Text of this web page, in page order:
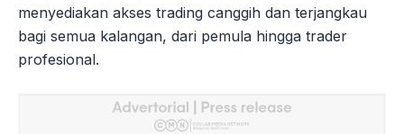
menyediakan akses trading canggih dan terjangkau
bagi semua kalangan, dari pemula hingga trader
profesional.